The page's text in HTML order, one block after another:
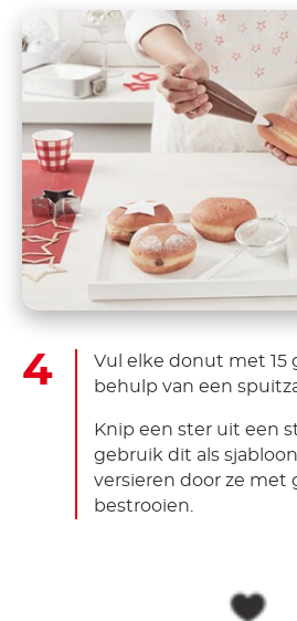
Vul elke donut met 15
behulp van een
Knip een ster uit een
gebruik dit als
versieren door ze met
bestrooien.